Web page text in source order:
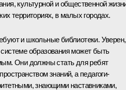
культурной и общественной
территориях, в малых городах.
и школьные библиотеки.
образования может быть
Они должны стать для ребят
знаний, а педагоги-
знающими наставниками,